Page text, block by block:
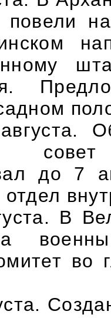
до 7
отдел
В
во
Создан